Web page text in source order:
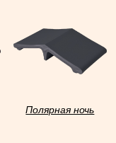
Полярная ночь